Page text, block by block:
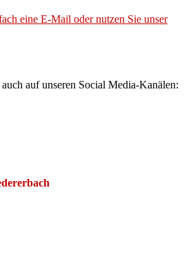
eine E-Mail oder nutzen Sie unser
auf unseren Social Media-Kanälen: